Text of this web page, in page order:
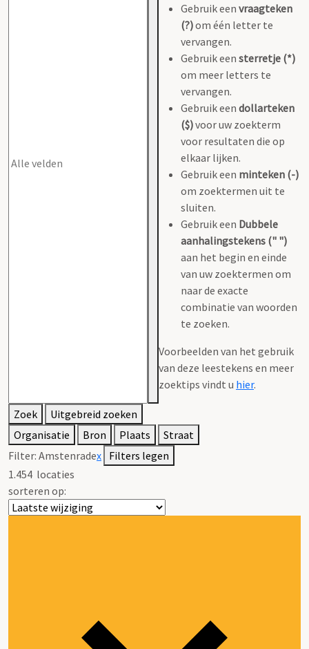
Gebruik een vraagteken
(?)om één letter te
vervangen.
Gebruik een sterretje (*)
om meer letters te
vervangen.
Gebruik een dollarteken
($)voor uw zoekterm
voor resultaten die op
elkaar lijken.
Gebruik een minteken (-)
om zoektermen uit te
sluiten.
Gebruik een Dubbele
aanhalingstekens (" ")
aan het begin en einde
van uw zoektermen om
naar de exacte
combinatie van woorden
te zoeken.
Voorbeelden van het gebruik
van deze leestekens en meer
zoektips vindt u hier.
Zoek
Uitgebreid zoeken
Organisatie
Bron Plaats
Straat
Filter: Amstenradex Filters legen
1.454 locaties
sorteren op: